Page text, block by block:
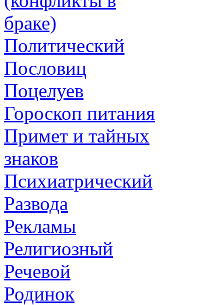
браке)
Политический
Пословиц
Поцелуев
Гороскоп питания
Примет и тайных
знаков
Психиатрический
Развода
Рекламы
Религиозный
Речевой
Родинок